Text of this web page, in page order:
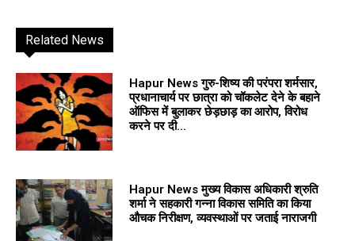
Related News
Hapur News गुरु-शिष्य की परंपरा शर्मसार,
प्रधानाचार्य पर छात्रा को चॉकलेट देने के बहाने
ऑफिस में बुलाकर छेड़छाड़ का आरोप, विरोध
करने पर दी...
Hapur News मुख्य विकास अधिकारी श्रुति
शर्मा ने सहकारी गन्ना विकास समिति का किया
औचक निरीक्षण, व्यवस्थाओं पर जताई नाराजगी